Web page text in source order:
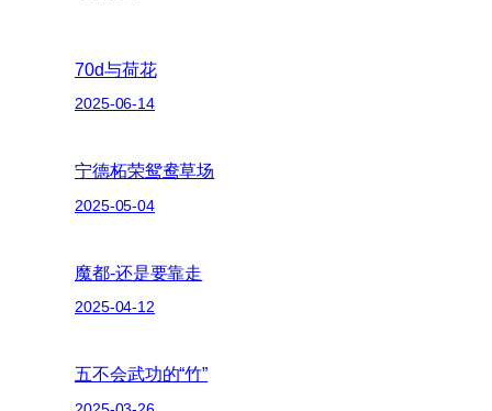
70d与荷花
2025-06-14
宁德柘荣鸳鸯草场
2025-05-04
魔都-还是要靠走
2025-04-12
五不会武功的“竹”